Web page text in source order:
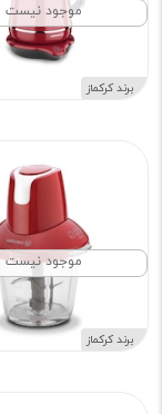
موجود نیست
برند کرکماز
موجود نیست
برند کرکماز